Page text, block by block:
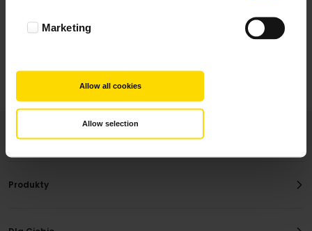
Marketing
Allow all cookies
Allow selection
Najbardziej pomocne oceny, które doradzą Ci
Produkty